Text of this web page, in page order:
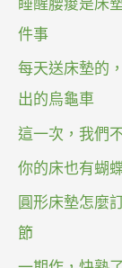
件事
每天送床墊的
出的烏龜車
這一次，我們
你的床也有蝴
圓形床墊怎麼
節